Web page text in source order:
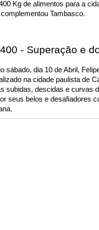
Kg de alimentos para a
complementou Tambasco.
- Superação e
sábado, dia 10 de Abril,
na cidade paulista de
subidas, descidas e curvas
seus belos e desafiadores